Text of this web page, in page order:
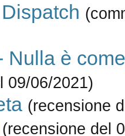
Nulla è
09/06/2021)
(recensione
(recensione del